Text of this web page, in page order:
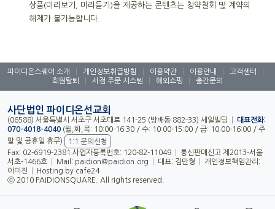
상품(미리보기, 미리듣기)을 제공하는 콘텐츠는 청약철회 및 계약의
해제가 불가능합니다.
파이디온스퀘어 소개 개인정보취급방침 이용약관 이용안내 고객센터
회원탈퇴
서점 주문 시스템 해외쇼핑 출간문의
사단법인 파이디온선교회
(06588) 서울특별시 서초구 서초대로 141-25 (방배동 882-33) 세일빌딩
대표전화:
070-4018-4040 (월,화,목: 10:00-16:30 / 수: 10:00-15:00 / 금: 10:00-16:00 / 주
말 및 공휴일 휴무)
1:1 문의신청
Fax: 02-6919-2381 사업자등록번호: 120-82-11049
통신판매신고 제2013-서울
서초-1466호
Mail: paidion@paidion.org 대표: 김만형
개인정보책임관리:
이미진
Hosting by cafe24
ⓒ 2010 PAIDIONSQUARE. All rights reserved.